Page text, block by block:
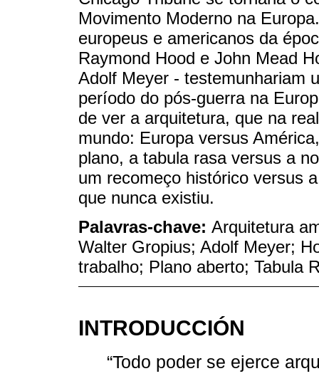
Movimento Moderno na
europeus e americanos da
Raymond Hood e John Mead
Adolf Meyer - testemunhariam
período do pós-guerra na
de ver a arquitetura, que na
mundo: Europa versus
plano, a tabula rasa versus a
um recomeço histórico versus
que nunca existiu.
Palavras-chave: Arquitetura
Walter Gropius; Adolf Meyer;
trabalho; Plano aberto; Tabula
INTRODUCCIÓN
“Todo poder se ejerce